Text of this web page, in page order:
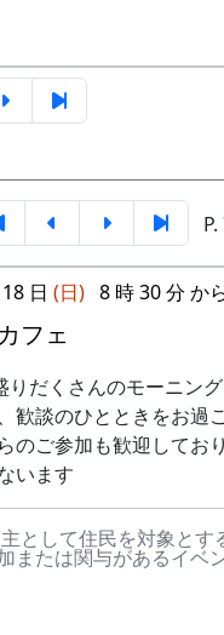
想い」「志望動機」「
文を含む申し込みアン
が選ばれた。
の米作りが体験でき、
部持ち帰ることができる
町の特産品がもらえる
の義務は
んぼに入って米を作る。
とまじめにつきあう。
の人たちになじみ、仲
の美しい景観を守るた
極的に参加する。
え、ヒエ引き、月2回
り、稲木などは自分で
、田ごしらえ、普段の
刈り
ています。（予定変更
されました。）再度、
っぱりやります。とい
（土）
霊神社秋祭り（宵宮）
（日）
神社秋祭り
（祝）
ナー田収穫祭
（もみすり）して玄米
めて持ち帰ります。|
子コンテスト
今日まで活躍（？）し
子のコンテスト。
（日）
刈り
区画について、新しい
集。
（金） 2000-03-24 棚田
会
（日） 2000-04-23 棚田
オーナー対面式
棚田オーナー（都会か
来る人たち）と棚田保
己紹介やら、農業改良
の人による米作り講習
画の抽選が行なわれる。
（日） 2000-05-14 棚田
植え
水田に入って、苗を手
（日） 2000-06-11 棚田
料散布
日 (日) 8 時 30 分 か
フェ
りだくさんのモーニン
歓談のひとときをお過
のご参加も歓迎してお
います
として住民を対象とす
または関与があるイベン